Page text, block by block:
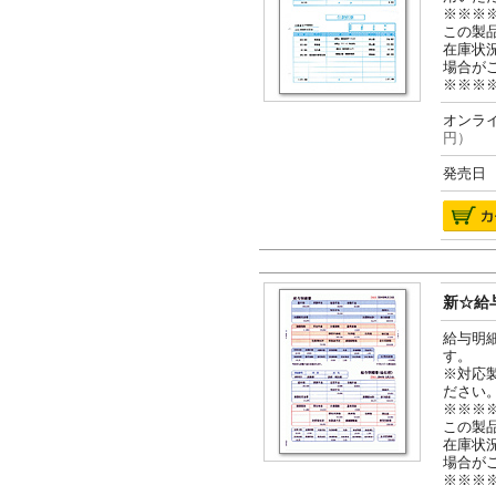
この製
在庫状
場合が
オン
円）
発売日
新☆給
給与明
す。
※対応
ださい
この製
在庫状
場合が